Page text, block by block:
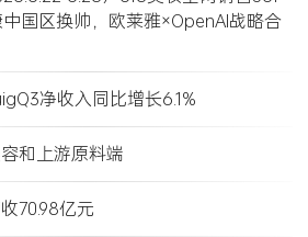
国区换帅，欧莱雅×OpenAI战略合
净收入同比增长6.1%
和上游原料端
70.98亿元